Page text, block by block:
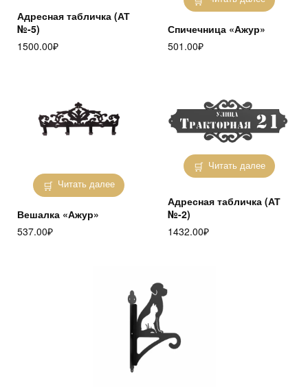
Адресная табличка (АТ
№-5)
1500.00₽
Спичечница «Ажур»
501.00₽
Читать далее
Вешалка «Ажур»
537.00₽
Читать далее
Адресная табличка (АТ
№-2)
1432.00₽